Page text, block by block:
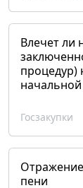
Влечет ли
процедур)
Госзакупки
пени